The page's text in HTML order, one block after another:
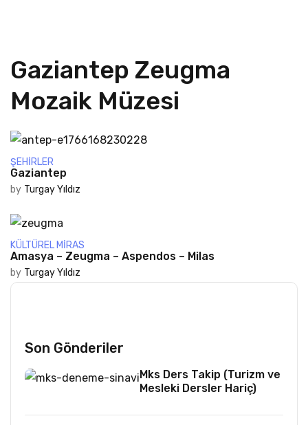
Gaziantep Zeugma
Mozaik Müzesi
ŞEHIRLER
Gaziantep
by Turgay Yıldız
KÜLTÜREL MIRAS
Amasya – Zeugma – Aspendos – Milas
by Turgay Yıldız
Son Gönderiler
Mks Ders Takip (Turizm ve
Mesleki Dersler Hariç)